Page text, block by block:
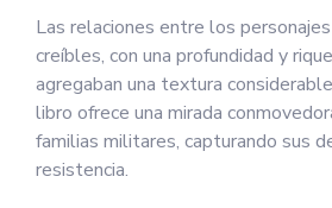
Las relaciones entre los
creíbles, con una profundidad y
agregaban una textura
libro ofrece una mirada
familias militares, capturando sus
resistencia.